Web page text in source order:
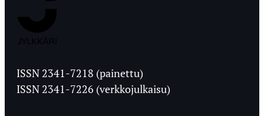
Ylioppilaslehti
ISSN 2341-7218 (painettu)
ISSN 2341-7226 (verkkojulkaisu)